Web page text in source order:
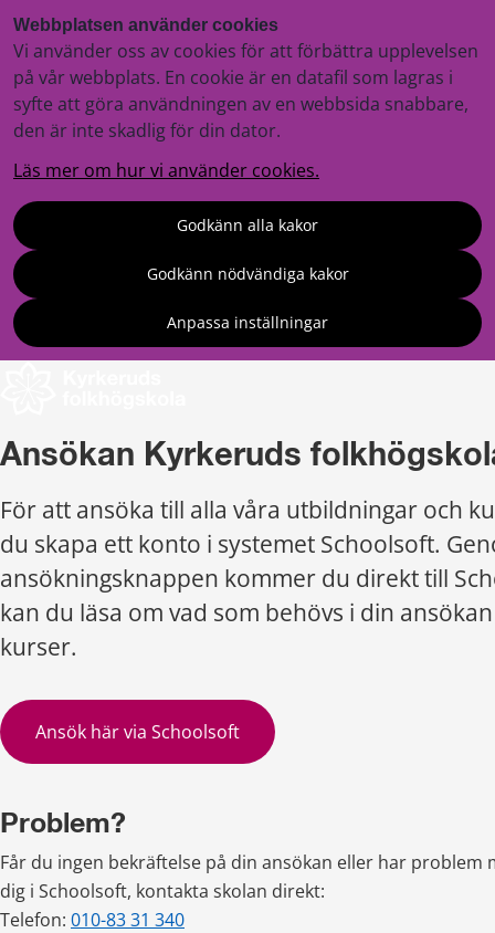
Webbplatsen använder cookies
Vi använder oss av cookies för att förbättra upplevelsen
på vår webbplats. En cookie är en datafil som lagras i
syfte att göra användningen av en webbsida snabbare,
den är inte skadlig för din dator.
Läs mer om hur vi använder cookies.
Godkänn alla kakor
Godkänn nödvändiga kakor
Anpassa inställningar
Ansökan Kyrkeruds
För att ansöka till alla våra utbildningar och
du skapa ett konto i systemet Schoolsoft.
ansökningsknappen kommer du direkt till
kan du läsa om vad som behövs i din
kurser.
Ansök här via Schoolsoft
Problem?
Får du ingen bekräftelse på din ansökan eller har problem
dig i Schoolsoft, kontakta skolan direkt:
Telefon: 010-83 31 340